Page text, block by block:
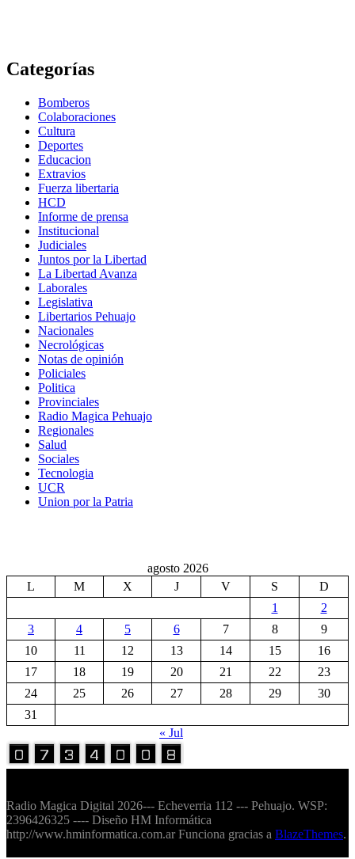
Categorías
Bomberos
Colaboraciones
Cultura
Deportes
Educacion
Extravios
Fuerza libertaria
HCD
Informe de prensa
Institucional
Judiciales
Juntos por la Libertad
La Libertad Avanza
Laborales
Legislativa
Libertarios Pehuajo
Nacionales
Necrológicas
Notas de opinión
Policiales
Politica
Provinciales
Radio Magica Pehuajo
Regionales
Salud
Sociales
Tecnologia
UCR
Union por la Patria
agosto 2026
L
M X J V S
D
1
2
3
4 5 6 7 8
9
10
11 12 13 14 15
16
17
18 19 20 21 22
23
24
25 26 27 28 29
30
31
« Jul
Radio Magica Digital 2026--- Echeverria 112 --- Pehuajo. WSP:
2396426325 ---- Diseño HM Informática
http://www.hminformatica.com.ar Funciona gracias a BlazeThemes.